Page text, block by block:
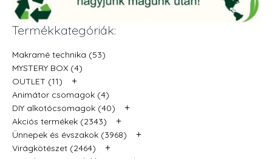
Termékkategóriák:
Makramé technika (53)
MYSTERY BOX (4)
OUTLET (11)
+
Animátor csomagok (4)
DIY alkotócsomagok (40)
+
Akciós termékek (2343) +
Ünnepek és évszakok (3968) +
Virágkötészet (2464) +